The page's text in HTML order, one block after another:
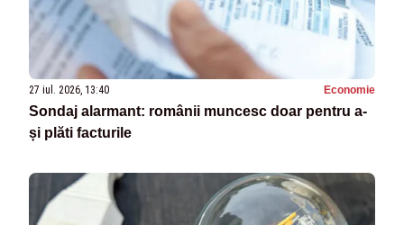
27 iul. 2026, 13:40 Economie
Sondaj alarmant: românii muncesc doar pentru a-
și plăti facturile